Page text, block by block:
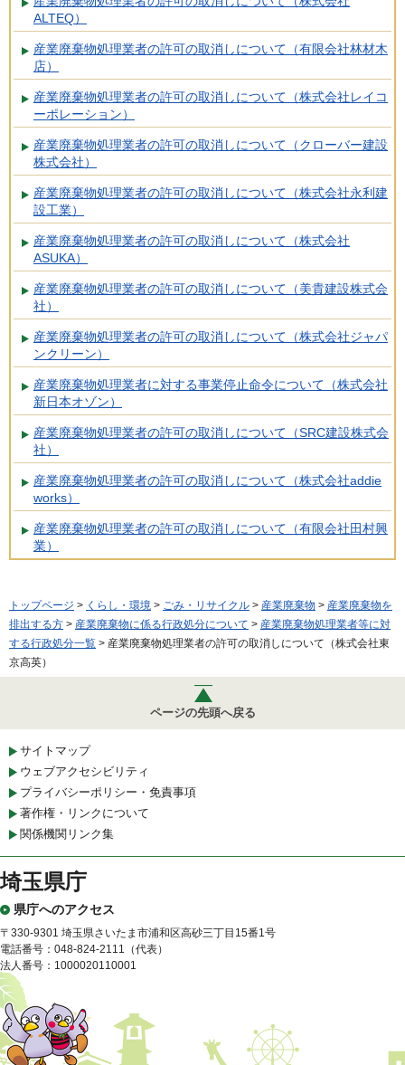
ALTEQ）
産業廃棄物処理業者の許可の取消しについて（有限会社林材木
店）
産業廃棄物処理業者の許可の取消しについて（株式会社レイコ
ーポレーション）
産業廃棄物処理業者の許可の取消しについて（クローバー建設
株式会社）
産業廃棄物処理業者の許可の取消しについて（株式会社永利建
設工業）
産業廃棄物処理業者の許可の取消しについて（株式会社
ASUKA）
産業廃棄物処理業者の許可の取消しについて（美貴建設株式会
社）
産業廃棄物処理業者の許可の取消しについて（株式会社ジャパ
ンクリーン）
産業廃棄物処理業者に対する事業停止命令について（株式会社
新日本オゾン）
産業廃棄物処理業者の許可の取消しについて（SRC建設株式会
社）
産業廃棄物処理業者の許可の取消しについて（株式会社addie
works）
産業廃棄物処理業者の許可の取消しについて（有限会社田村興
業）
トップページ > くらし・環境 > ごみ・リサイクル > 産業廃棄物 > 産業廃棄物を
排出する方 > 産業廃棄物に係る行政処分について > 産業廃棄物処理業者等に対
する行政処分一覧 > 産業廃棄物処理業者の許可の取消しについて（株式会社東
京高英）
ページの先頭へ戻る
サイトマップ
ウェブアクセシビリティ
プライバシーポリシー・免責事項
著作権・リンクについて
関係機関リンク集
埼玉県庁
県庁へのアクセス
〒330-9301 埼玉県さいたま市浦和区高砂三丁目15番1号
電話番号：048-824-2111（代表）
法人番号：1000020110001